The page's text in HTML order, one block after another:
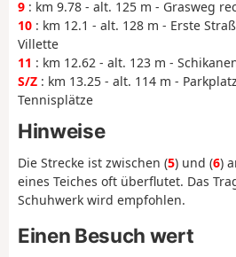
9 : km 9.78 - alt. 125 m - Grasweg
10 : km 12.1 - alt. 128 m - Erste
Villette
11 : km 12.62 - alt. 123 m -
S/Z : km 13.25 - alt. 114 m -
Tennisplätze
Hinweise
Die Strecke ist zwischen (5) und (6)
eines Teiches oft überflutet. Das
Schuhwerk wird empfohlen.
Einen Besuch wert